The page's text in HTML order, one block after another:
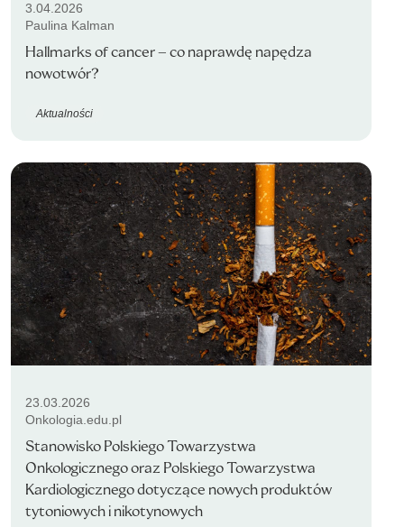
3.04.2026
Paulina Kalman
Hallmarks of cancer – co naprawdę napędza
nowotwór?
Aktualności
23.03.2026
Onkologia.edu.pl
Stanowisko Polskiego Towarzystwa
Onkologicznego oraz Polskiego Towarzystwa
Kardiologicznego dotyczące nowych produktów
tytoniowych i nikotynowych